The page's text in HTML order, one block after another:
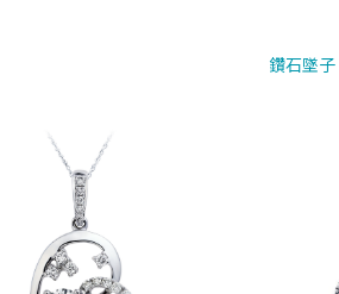
鑽石墜子